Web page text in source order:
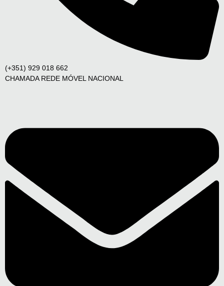
(+351) 929 018 662
CHAMADA REDE MÓVEL NACIONAL